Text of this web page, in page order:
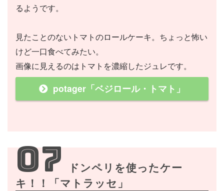
るようです。
見たことのないトマトのロールケーキ。ちょっと怖い
けど一口食べてみたい。
画像に見えるのはトマトを濃縮したジュレです。
potager「ベジロール・トマト」
07
ドンペリを使ったケー
キ！！「マトラッセ」